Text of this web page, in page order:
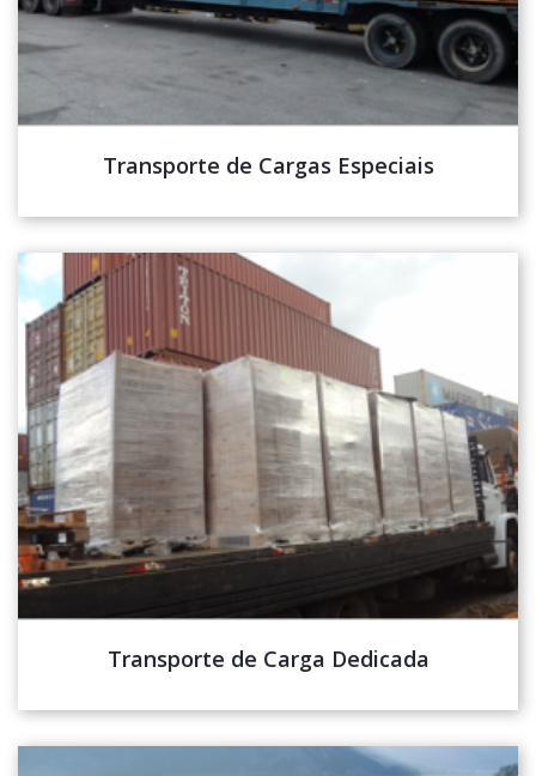
Transporte de Cargas Especiais
Transporte de Carga Dedicada